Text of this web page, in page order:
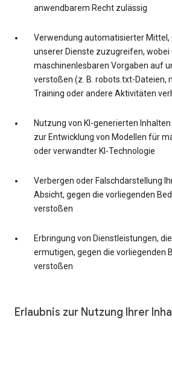
anwendbarem Recht zulässig
Verwendung automatisierter Mittel,
unserer Dienste zuzugreifen, wobei
maschinenlesbaren Vorgaben auf
verstoßen (z. B. robots.txt-Dateien,
Training oder andere Aktivitäten
Nutzung von KI-generierten
zur Entwicklung von Modellen für
oder verwandter KI-Technologie
Verbergen oder Falschdarstellung
Absicht, gegen die vorliegenden
verstoßen
Erbringung von Dienstleistungen,
ermutigen, gegen die vorliegenden
verstoßen
Erlaubnis zur Nutzung Ihrer